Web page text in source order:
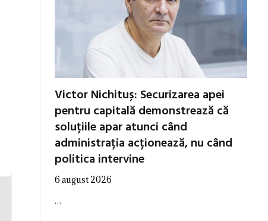
Victor Nichituș: Securizarea apei
pentru capitală demonstrează că
soluțiile apar atunci când
administrația acționează, nu când
politica intervine
6 august 2026
…